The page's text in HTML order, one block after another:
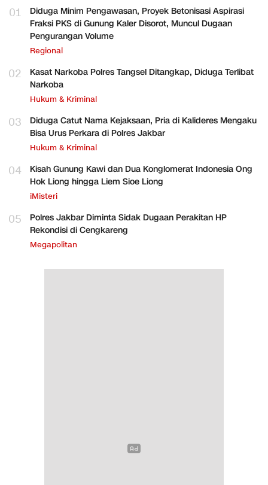
01
Diduga Minim Pengawasan, Proyek Betonisasi Aspirasi
Fraksi PKS di Gunung Kaler Disorot, Muncul Dugaan
Pengurangan Volume
Regional
02
Kasat Narkoba Polres Tangsel Ditangkap, Diduga Terlibat
Narkoba
Hukum & Kriminal
03
Diduga Catut Nama Kejaksaan, Pria di Kalideres Mengaku
Bisa Urus Perkara di Polres Jakbar
Hukum & Kriminal
04
Kisah Gunung Kawi dan Dua Konglomerat Indonesia Ong
Hok Liong hingga Liem Sioe Liong
iMisteri
05
Polres Jakbar Diminta Sidak Dugaan Perakitan HP
Rekondisi di Cengkareng
Megapolitan